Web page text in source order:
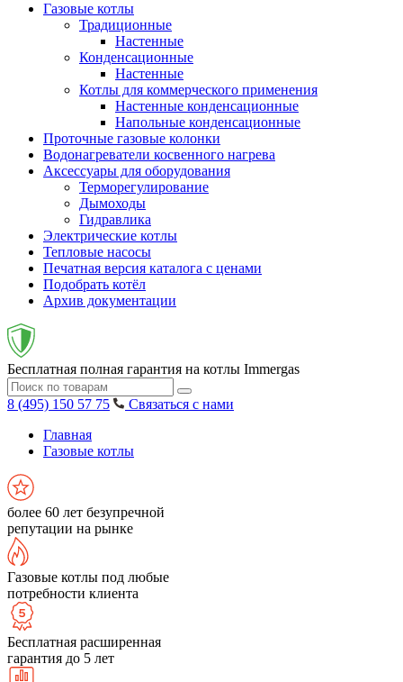
Газовые котлы
Традиционные
Настенные
Конденсационные
Настенные
Котлы для коммерческого применения
Настенные конденсационные
Напольные конденсационные
Проточные газовые колонки
Водонагреватели косвенного нагрева
Аксессуары для оборудования
Терморегулирование
Дымоходы
Гидравлика
Электрические котлы
Тепловые насосы
Печатная версия каталога с ценами
Подобрать котёл
Архив документации
Бесплатная полная гарантия на котлы Immergas
8 (495) 150 57 75
Связаться с нами
Главная
Газовые котлы
более 60 лет безупречной
репутации на рынке
Газовые котлы под любые
потребности клиента
Бесплатная расширенная
гарантия до 5 лет